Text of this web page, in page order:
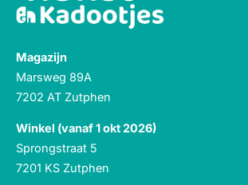
Magazijn
Marsweg 89A
7202 AT Zutphen
Winkel (vanaf 1 okt 2026)
Sprongstraat 5
7201 KS Zutphen